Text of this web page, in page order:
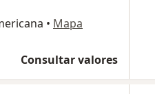
• Mapa
Consultar valores